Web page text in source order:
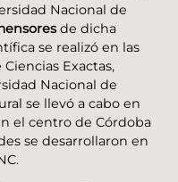
Nacional de
de dicha
se realizó en las
Exactas,
Nacional de
se llevó a cabo en
el centro de Córdoba
se desarrollaron en